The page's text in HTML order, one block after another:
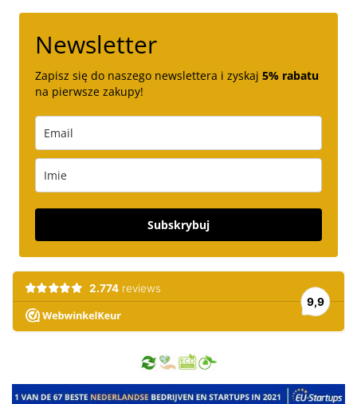
Newsletter
Zapisz się do naszego newslettera i zyskaj 5% rabatu
na pierwsze zakupy!
Subskrybuj